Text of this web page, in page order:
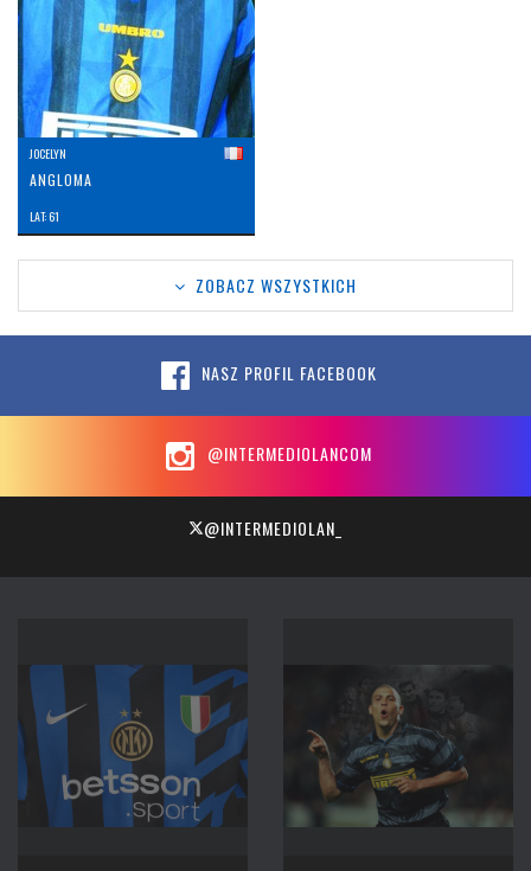
JOCELYN
ANGLOMA
LAT: 61
ZOBACZ WSZYSTKICH
NASZ PROFIL FACEBOOK
@INTERMEDIOLANCOM
@INTERMEDIOLAN_